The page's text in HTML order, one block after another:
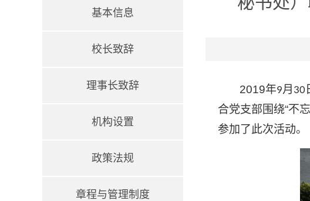
基本信息
校长致辞
理事长致辞
机构设置
政策法规
章程与管理制度
2019年9月 30
合党支部围绕“不
参加了此次活动。